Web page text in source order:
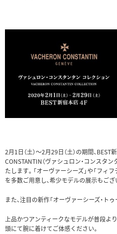
2月1日（土）～2月29日（土）の期間、
CONSTANTIN（ヴァシュロン・コンスタ
たします。「オーヴァーシーズ」や「フィ
を多数ご用意し、希少モデルの展示もござ
また、注目の新作「オーヴァーシーズ・ト
上品かつアンティークなモデルが普段よ
頭にて腕に着けてご体感ください。